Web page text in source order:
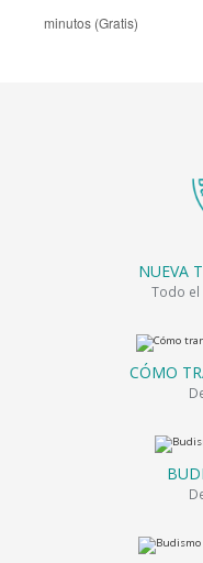
minutos (Gratis)
NUEVA
Todo el
CÓMO